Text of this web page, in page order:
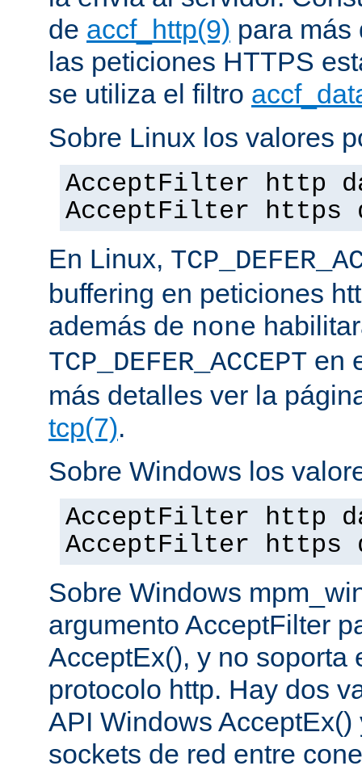
de accf_http(9) para más
las peticiones HTTPS
se utiliza el filtro
Sobre Linux los valores
AcceptFilter http
AcceptFilter https
En Linux,
buffering en peticiones
además de none
TCP_DEFER_ACCEPT en
más detalles ver la
tcp(7).
Sobre Windows los
AcceptFilter http
AcceptFilter https
Sobre Windows
argumento AcceptFilter
AcceptEx(), y no soporta
protocolo http. Hay dos
API Windows
sockets de red entre